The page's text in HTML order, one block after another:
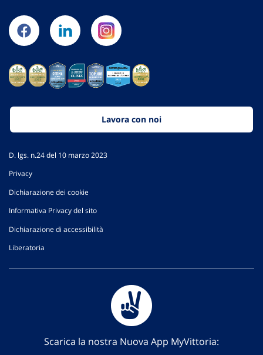
Lavora con noi
D. lgs. n.24 del 10 marzo 2023
Privacy
Dichiarazione dei cookie
Informativa Privacy del sito
Dichiarazione di accessibilità
Liberatoria
Scarica la nostra Nuova App MyVittoria: